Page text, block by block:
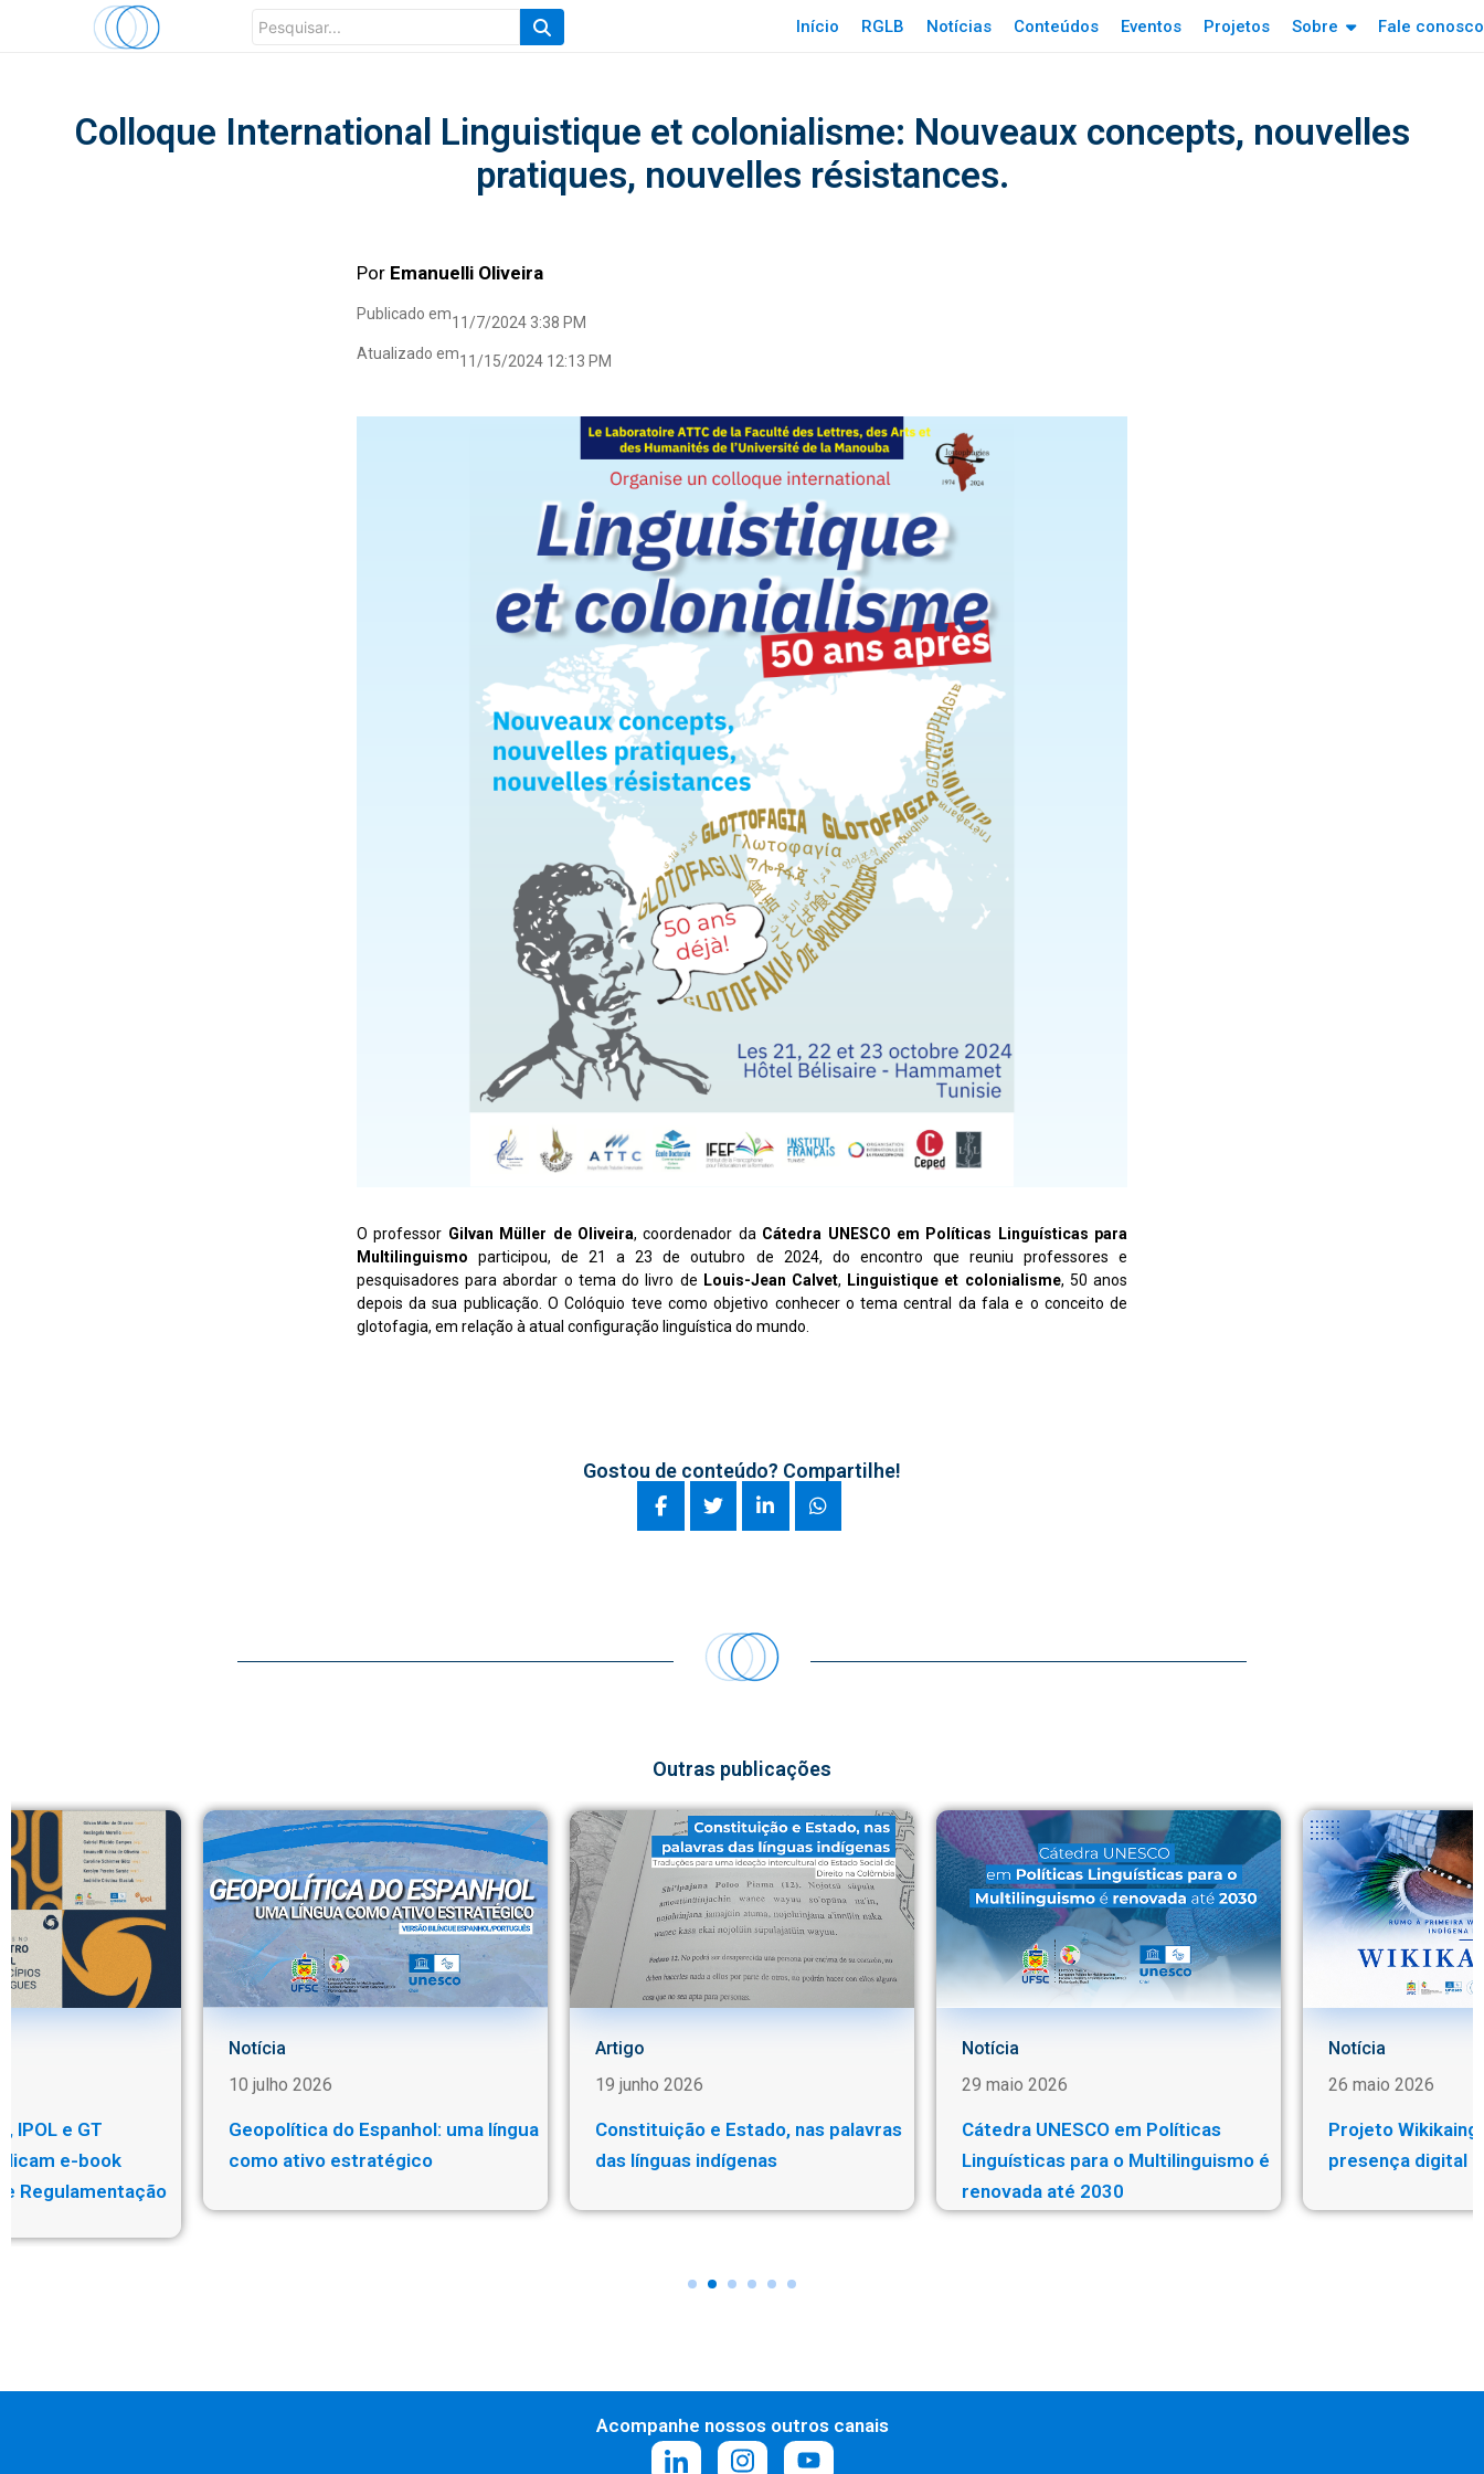
Início RGLB Notícias Conteúdos Eventos Projetos Sobre Fale conosco
Colloque International Linguistique et colonialisme: Nouveaux concepts, nouvelles
pratiques, nouvelles résistances.
Por Emanuelli Oliveira
Publicado em11/7/2024 3:38 PM
Atualizado em11/15/2024 12:13 PM
O professor Gilvan Müller de Oliveira, coordenador da Cátedra UNESCO em Políticas Linguísticas para
Multilinguismo participou, de 21 a 23 de outubro de 2024, do encontro que reuniu professores e
pesquisadores para abordar o tema do livro de Louis-Jean Calvet, Linguistique et colonialisme, 50 anos
depois da sua publicação. O Colóquio teve como objetivo conhecer o tema central da fala e o conceito de
glotofagia, em relação à atual configuração linguística do mundo.
Gostou de conteúdo? Compartilhe!
Outras publicações
IPOL e GT
e-book
Regulamentação
Notícia
10 julho 2026
Geopolítica do Espanhol: uma língua
como ativo estratégicoㅤ
Artigo
19 junho 2026
Constituição e Estado, nas palavras
das línguas indígenas
Notícia
29 maio 2026
Cátedra UNESCO em Políticas
Linguísticas para o Multilinguismo é
renovada até 2030
Notícia
26 maio 2026
Projeto
presença digital
Acompanhe nossos outros canais